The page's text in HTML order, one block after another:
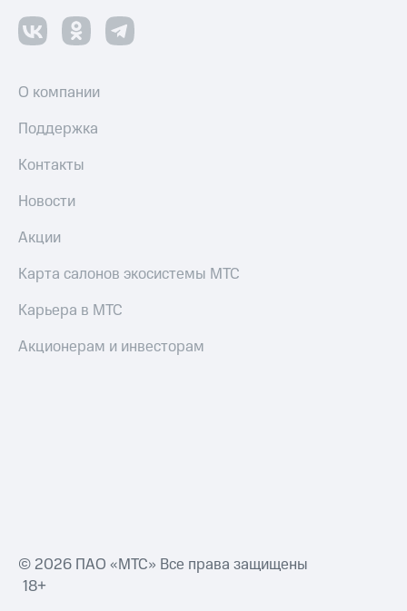
О компании
Поддержка
Контакты
Новости
Акции
Карта салонов экосистемы МТС
Карьера в МТС
Акционерам и инвесторам
© 2026 ПАО «МТС» Все права защищены
18+